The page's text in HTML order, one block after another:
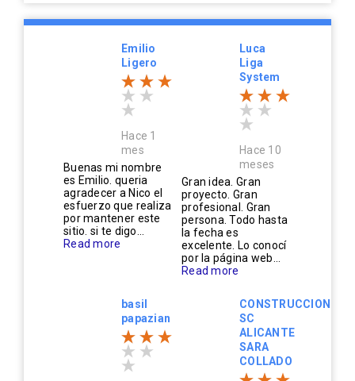
Emilio
Ligero
Hace 1
mes
Buenas mi nombre
es Emilio. queria
agradecer a Nico el
esfuerzo que realiza
por mantener este
sitio. si te digo...
Read more
Luca
Liga
System
Hace 10
meses
Gran idea. Gran
proyecto. Gran
profesional. Gran
persona. Todo hasta
la fecha es
excelente. Lo conocí
por la página web...
Read more
basil
papazian
CONSTRUCCIONES
SC
ALICANTE
SARA
COLLADO